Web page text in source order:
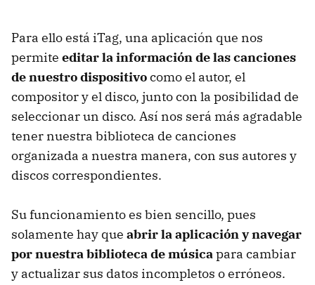
Para ello está iTag, una aplicación que nos
permite editar la información de las canciones
de nuestro dispositivocomo el autor, el
compositor y el disco, junto con la posibilidad de
seleccionar un disco. Así nos será más agradable
tener nuestra biblioteca de canciones
organizada a nuestra manera, con sus autores y
discos correspondientes.
Su funcionamiento es bien sencillo, pues
solamente hay que abrir la aplicación y navegar
por nuestra biblioteca de músicapara cambiar
y actualizar sus datos incompletos o erróneos.